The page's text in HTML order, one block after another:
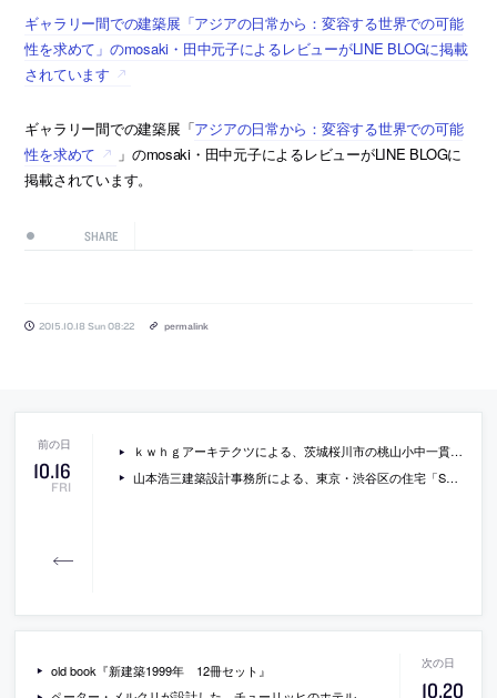
ギャラリー間での建築展「アジアの日常から：変容する世界での可能
性を求めて」のmosaki・田中元子によるレビューがLINE BLOGに掲載
されています
ギャラリー間での建築展「アジアの日常から：変容する世界での可能
性を求めて
」のmosaki・田中元子によるレビューがLINE BLOGに
掲載されています。
SHARE
2015.10.18 Sun 08:22 permalink
10.16
FRI
ｋｗｈｇアーキテクツによる、茨城桜川市の桃山小中一貫教育校校舎設計プロポの、最優秀案の画像
山本浩三建築設計事務所による、東京・渋谷区の住宅「ST-HOUSE」
10.20
old book『新建築1999年 12冊セット』